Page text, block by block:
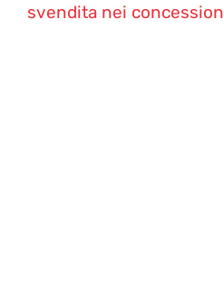
svendita nei